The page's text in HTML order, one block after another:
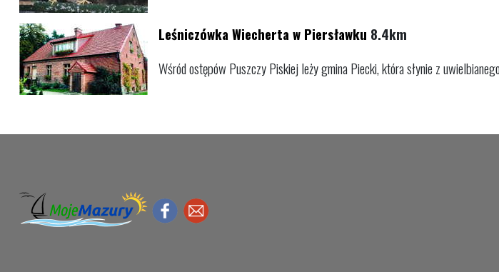
Leśniczówka Wiecherta w Piersławku 8.4km
Wśród ostępów Puszczy Piskiej leży gmina Piecki, która słynie z